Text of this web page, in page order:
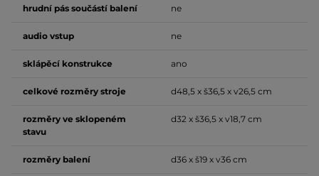
hrudní pás součástí balení ne
audio vstup ne
sklápěcí konstrukce ano
celkové rozměry stroje d48,5 x š36,5 x v26,5 cm
rozměry ve sklopeném
stavu
d32 x š36,5 x v18,7 cm
rozměry balení d36 x š19 x v36 cm